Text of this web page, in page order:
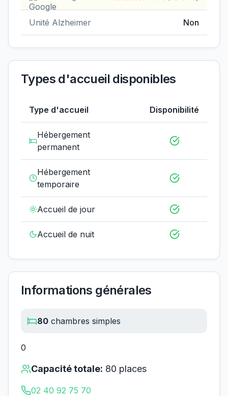
Unité Alzheimer Non
Types d'accueil disponibles
Type d'accueil Disponibilité
Hébergement
permanent
Hébergement
temporaire
Accueil de jour
Accueil de nuit
Informations générales
80 chambres simples
0
Capacité totale: 80 places
02 40 92 75 70